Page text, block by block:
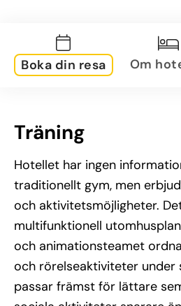
Boka din resa Om
Träning
Hotellet har ingen
traditionellt gym, men
och aktivitetsmöjligheter.
multifunktionell
och animationsteamet
och rörelseaktiviteter under
passar främst för lättare